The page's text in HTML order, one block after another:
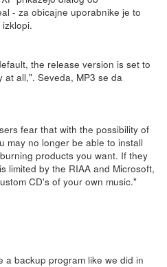
- za obicajne uporabnike je to
the release version is set to
at all,". Seveda, MP3 se da
fear that with the possibility of
may no longer be able to install
products you want. If they
limited by the RIAA and Microsoft,
CD's of your own music."
a backup program like we did in